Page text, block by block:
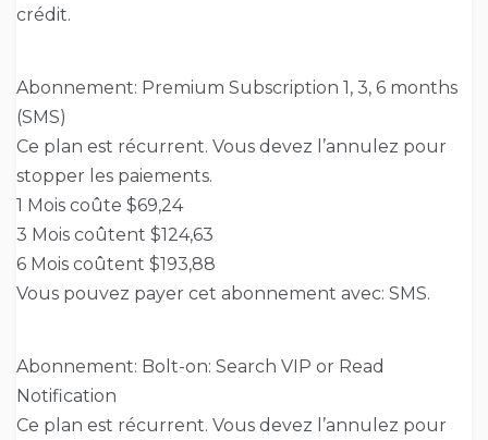
crédit.
Abonnement: Premium Subscription 1, 3, 6 months
(SMS)
Ce plan est récurrent. Vous devez l’annulez pour
stopper les paiements.
1 Mois coûte $69,24
3 Mois coûtent $124,63
6 Mois coûtent $193,88
Vous pouvez payer cet abonnement avec: SMS.
Abonnement: Bolt-on: Search VIP or Read
Notification
Ce plan est récurrent. Vous devez l’annulez pour